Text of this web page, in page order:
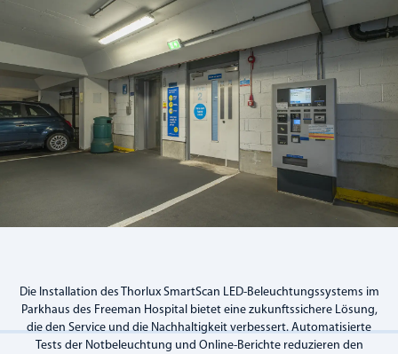
Die Installation des Thorlux SmartScan LED-Beleuchtungssystems im
Parkhaus des Freeman Hospital bietet eine zukunftssichere Lösung,
die den Service und die Nachhaltigkeit verbessert. Automatisierte
Tests der Notbeleuchtung und Online-Berichte reduzieren den